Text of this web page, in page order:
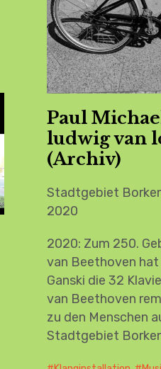
Paul
ludwig van
(Archiv)
Stadtgebiet
2020
2020: Zum 250.
van Beethoven hat
Ganski die 32
van Beethoven
zu den Menschen
Stadtgebiet